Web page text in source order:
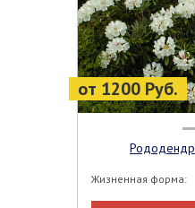
от 1200 Руб.
Жизненная форма: